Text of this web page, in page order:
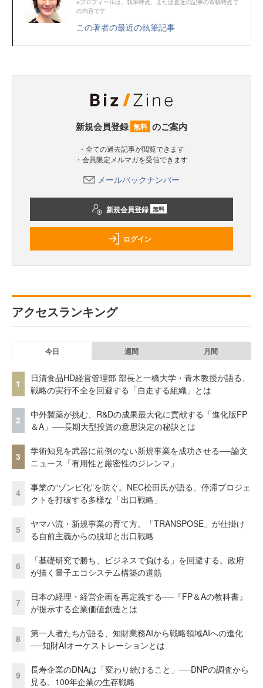
の内容です
この著者の最近の執筆記事
新規会員登録 無料 のご案内
・全ての過去記事が閲覧できます
・会員限定メルマガを受信できます
メールバックナンバー
新規会員登録 無料
ログイン
アクセスランキング
今日 週間 月間
1
日清食品HD経営管理部 部長と一橋大学・青木教授が語る、
戦略の実行不全を回避する「自走する組織」とは
2
中外製薬が挑む、R&Dの成果最大化に貢献する「進化版FP
＆A」──長期大型投資の意思決定の秘訣とは
3
学術知見を武器に前例のない新規事業を成功させる──論文
ニュース「有用性と厳密性のジレンマ」
4
事業の“ゾンビ化”を防ぐ。NEC松田氏が語る、停滞プロジェ
クトを打破する多様な「出口戦略」
5
ヤマハ流・新規事業の育て方。「TRANSPOSE」が仕掛け
る自前主義からの脱却と出口戦略
6
「基礎研究で勝ち、ビジネスで負ける」を回避する。政府
が描く量子エコシステム構築の道筋
7
日本の経理・経営企画を再定義する──『FP＆Aの教科書』
が提示する企業価値創造とは
8
第一人者たちが語る、知財業務AIから戦略領域AIへの進化
──知財AIオーケストレーションとは
9
長寿企業のDNAは「変わり続けること」──DNPの調査から
見る、100年企業の生存戦略